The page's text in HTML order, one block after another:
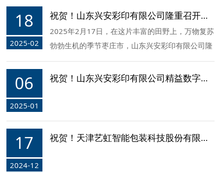
18
2025-02
祝贺！山东兴安彩印有限公司隆重召开精益数字化工厂建设项目启动大会
2025年2月17日，在这片丰富的田野上，万物复苏
勃勃生机的季节枣庄市，山东兴安彩印有限公司隆
重召开了精益数字化工厂建设启动大会！
06
2025-01
祝贺！山东兴安彩印有限公司精益数字化工厂建设咨询项目签约
17
2024-12
祝贺！天津艺虹智能包装科技股份有限公司隆重召开精益数字化工厂建设项目启动大会